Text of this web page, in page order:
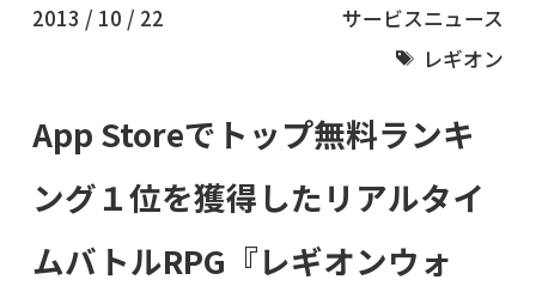
2013 / 10 / 22
サービスニュース
レギオン
App Storeでトップ無料ランキ
ング１位を獲得したリアルタイ
ムバトルRPG『レギオンウォ